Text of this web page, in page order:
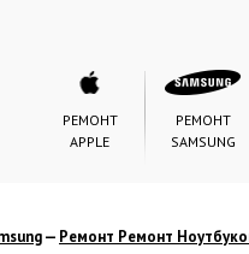
РЕМОНТ
APPLE
РЕМОНТ
SAMSUNG
— Ремонт Ремонт